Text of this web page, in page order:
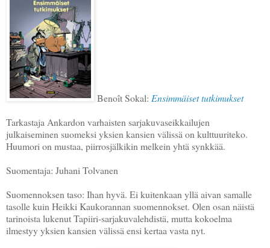
Benoît Sokal: Ensimmäiset tutkimukset
Tarkastaja Ankardon varhaisten sarjakuvaseikkailujen
julkaiseminen suomeksi yksien kansien välissä on kulttuuriteko.
Huumori on mustaa, piirrosjälkikin melkein yhtä synkkää.
Suomentaja: Juhani Tolvanen
Suomennoksen taso: Ihan hyvä. Ei kuitenkaan yllä aivan samalle
tasolle kuin Heikki Kaukorannan suomennokset. Olen osan näistä
tarinoista lukenut Tapiiri-sarjakuvalehdistä, mutta kokoelma
ilmestyy yksien kansien välissä ensi kertaa vasta nyt.